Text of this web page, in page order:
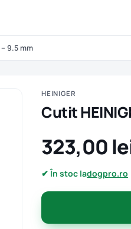
– 9.5 mm
HEINIGER
Cutit
323,00
✔ În stoc ladogpro.ro